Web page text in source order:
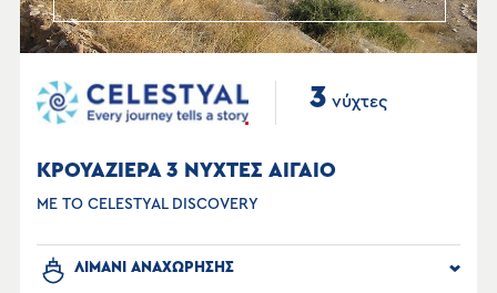
3 νύχτες
ΚΡΟΥΑΖΙΕΡΑ 3 ΝΥΧΤΕΣ ΑΙΓΑΙΟ
ΜΕ ΤΟ CELESTYAL DISCOVERY
ΛΙΜΑΝΙ ΑΝΑΧΩΡΗΣΗΣ